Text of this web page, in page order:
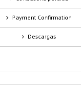
Payment Confirmation
Descargas